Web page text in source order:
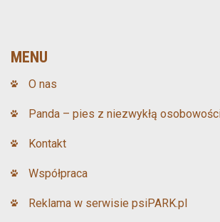
MENU
O nas
Panda – pies z niezwykłą
Kontakt
Współpraca
Reklama w serwisie psiPARK.pl